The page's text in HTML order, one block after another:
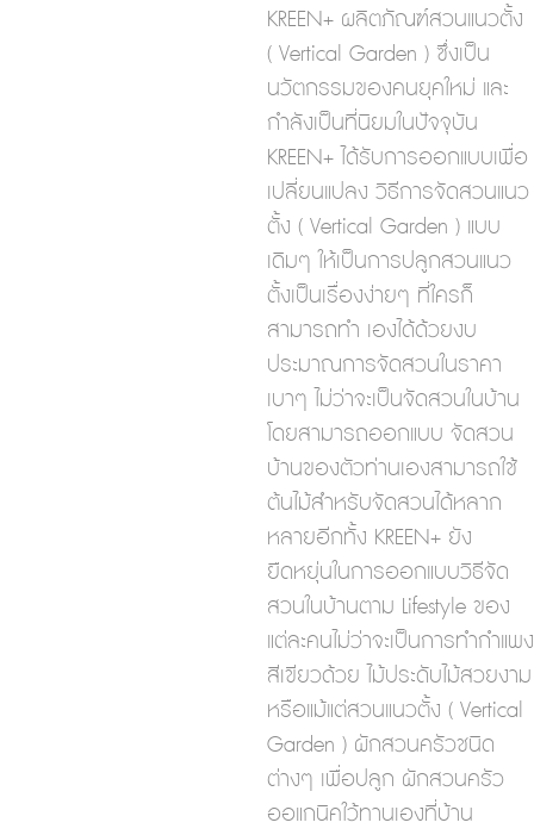
KREEN+ ผลิตภัณฑ์สวนแนวตั้ง
( Vertical Garden ) ซึ่งเป็น
นวัตกรรมของคนยุคใหม่ และ
กำลังเป็นที่นิยมในปัจจุบัน
KREEN+ ได้รับการออกแบบเพื่อ
เปลี่ยนแปลง วิธีการจัดสวนแนว
ตั้ง ( Vertical Garden ) แบบ
เดิมๆ ให้เป็นการปลูกสวนแนว
ตั้งเป็นเรื่องง่ายๆ ที่ใครก็
สามารถทำ เองได้ด้วยงบ
ประมาณการจัดสวนในราคา
เบาๆ ไม่ว่าจะเป็นจัดสวนในบ้าน
โดยสามารถออกแบบ จัดสวน
บ้านของตัวท่านเองสามารถใช้
ต้นไม้สําหรับจัดสวนได้หลาก
หลายอีกทั้ง KREEN+ ยัง
ยืดหยุ่นในการออกแบบวิธีจัด
สวนในบ้านตาม Lifestyle ของ
แต่ละคนไม่ว่าจะเป็นการทำกำแพง
สีเขียวด้วย ไม้ประดับไม้สวยงาม
หรือแม้แต่สวนแนวตั้ง ( Vertical
Garden ) ผักสวนครัวชนิด
ต่างๆ เพื่อปลูก ผักสวนครัว
ออแกนิคใว้ทานเองที่บ้าน